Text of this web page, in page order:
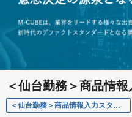
＜仙台勤務＞商品情
＜仙台勤務＞商品情報入力スタッフ